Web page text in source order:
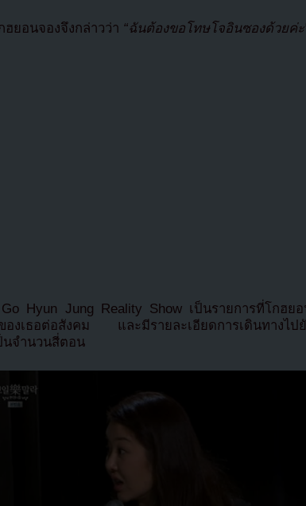
ฮยอนจองจึงกล่าวว่า “ฉันต้องขอโทษโจอินซองด้วยค่ะ
Hyun Jung Reality Show เป็นรายการที่โกฮยอ
องเธอต่อสังคม และมีรายละเอียดการเดินทางไปยั
นจำนวนสี่ตอน